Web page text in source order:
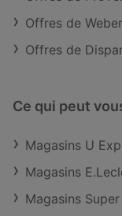
Offres de Weber
Offres de
Ce qui peut
Magasins U
Magasins
Magasins